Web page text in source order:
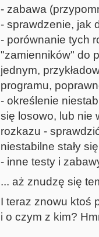
- zabawa
- sprawdzenie, jak
- porównanie tych
"zamienników" do
jednym,
programu,
- określenie
się losowo, lub nie
rozkazu -
niestabilne stały
- inne testy i
... aż znudzę się
I teraz znowu ktoś
i o czym z kim?